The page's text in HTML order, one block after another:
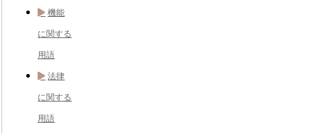
機能
に関する
用語
法律
に関する
用語